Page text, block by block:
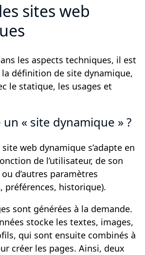
sites web
les aspects techniques, il est
définition de site dynamique,
le statique, les usages et
« site dynamique » ?
site web dynamique s’adapte en
de l’utilisateur, de son
d’autres paramètres
préférences, historique).
sont générées à la demande.
stocke les textes, images,
qui sont ensuite combinés à
créer les pages. Ainsi, deux